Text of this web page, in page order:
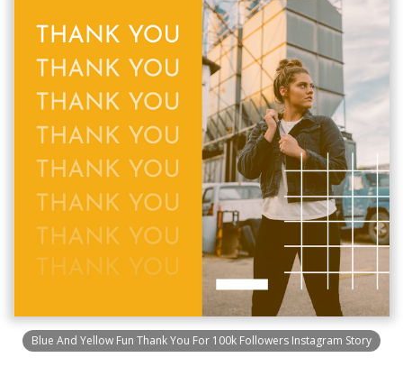
Blue And Yellow Fun Thank You For 100k Followers Instagram Story